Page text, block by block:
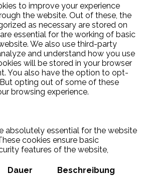
to improve your experience
the website. Out of these, the
as necessary are stored on
essential for the working of basic
We also use third-party
and understand how you use
will be stored in your browser
You also have the option to opt-
opting out of some of these
browsing experience.
absolutely essential for the website
cookies ensure basic
features of the website,
Dauer Beschreibung